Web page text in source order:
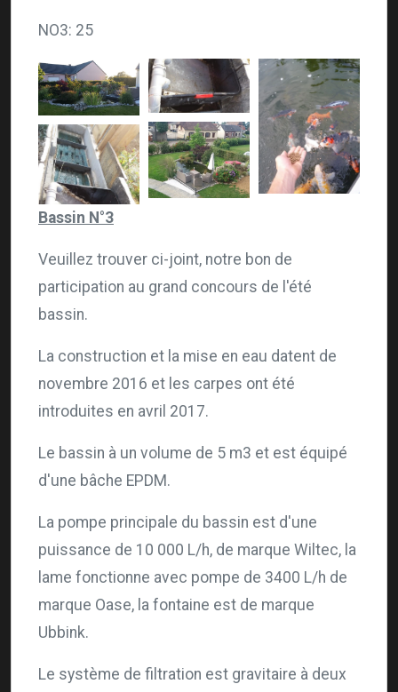
NO3: 25
Bassin N°3
Veuillez trouver ci-joint, notre bon de
participation au grand concours de l'été
bassin.
La construction et la mise en eau datent de
novembre 2016 et les carpes ont été
introduites en avril 2017.
Le bassin à un volume de 5 m3 et est équipé
d'une bâche EPDM.
La pompe principale du bassin est d'une
puissance de 10 000 L/h, de marque Wiltec, la
lame fonctionne avec pompe de 3400 L/h de
marque Oase, la fontaine est de marque
Ubbink.
Le système de filtration est gravitaire à deux